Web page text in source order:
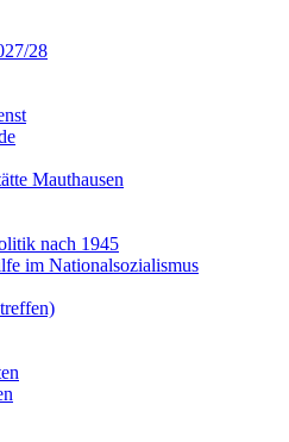
28
Mauthausen
nach 1945
im Nationalsozialismus